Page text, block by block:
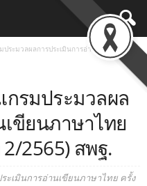
ประมวลผลการประเมินการอ่านเขียนภาษา
รมประมวลผล
ขียนภาษาไทย
2565) สพฐ.
ะเมินการอ่านเขียนภาษาไทย ครั้ง